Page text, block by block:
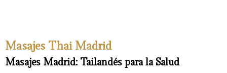
Masajes Thai Madrid
Masajes Madrid: Tailandés para la Salud